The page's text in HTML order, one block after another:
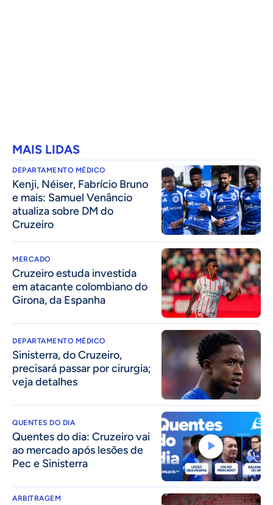
MAIS LIDAS
DEPARTAMENTO MÉDICO
Kenji, Néiser, Fabrício Bruno
e mais: Samuel Venâncio
atualiza sobre DM do
Cruzeiro
MERCADO
Cruzeiro estuda investida
em atacante colombiano do
Girona, da Espanha
DEPARTAMENTO MÉDICO
Sinisterra, do Cruzeiro,
precisará passar por cirurgia;
veja detalhes
QUENTES DO DIA
Quentes do dia: Cruzeiro vai
ao mercado após lesões de
Pec e Sinisterra
ARBITRAGEM